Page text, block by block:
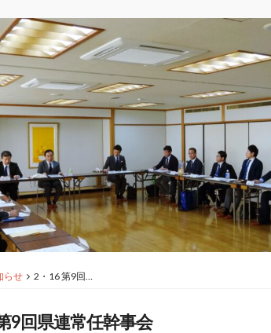
らせ 2・16 第9回…
9回県連常任幹事会